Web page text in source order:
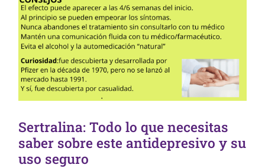
Sertralina: Todo lo que necesitas
saber sobre este antidepresivo y su
uso seguro